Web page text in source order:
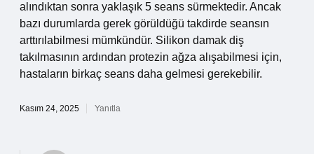
alındıktan sonra yaklaşık 5 seans sürmektedir. Ancak
bazı durumlarda gerek görüldüğü takdirde seansın
arttırılabilmesi mümkündür. Silikon damak diş
takılmasının ardından protezin ağza alışabilmesi için,
hastaların birkaç seans daha gelmesi gerekebilir.
Kasım 24, 2025 Yanıtla